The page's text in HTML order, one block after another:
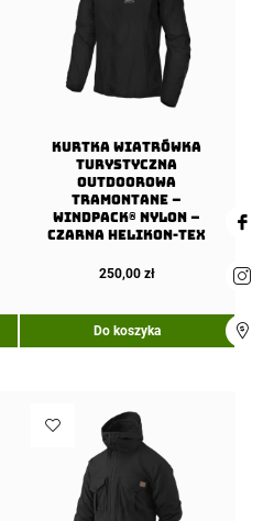
Kurtka Wiatrówka
Turystyczna
Outdoorowa
TRAMONTANE –
WindPack® Nylon –
Czarna Helikon-Tex
250,00 zł
Do koszyka